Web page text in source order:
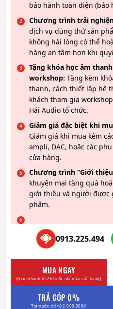
bảo hành toàn diện (bảo
Chương trình trải
dịch vụ dùng thử sản
không hài lòng có thể
hàng an tâm hơn khi
Tặng khóa học âm
workshop: Tặng kèm
thanh, cách thiết lập hệ
khách tham gia
Hải Audio tổ chức.
Giảm giá đặc biệt khi
Giảm giá khi mua kèm
ampli, DAC, hoặc các
cửa hàng.
Chương trình “Giới thiệu
khuyến mại tặng quà
giới thiệu và người được
phẩm.
0913.225.494
MUA NGAY
(Giao nhanh từ 2h hoặc nhận tại cửa hàng)
TRẢ GÓP 0%
Trả trước chỉ từ 2.000.000đ